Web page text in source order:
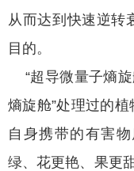
从而达到快速逆转
目的。
“超导微量子熵旋
熵旋舱”处理过的
自身携带的有害
绿、花更艳、果更